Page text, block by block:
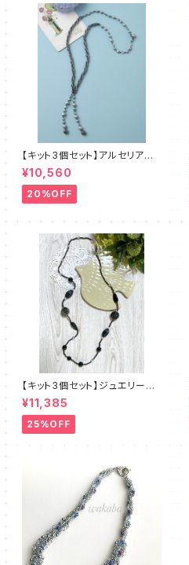
【キット3個セット】アルセリア
新川智未
¥10,560
20%OFF
【キット3個セット】ジュエリーク
ロッシェロングネックレス《ルン
ト》クロ amu＋塩川千映子 a
mu
¥11,385
25%OFF